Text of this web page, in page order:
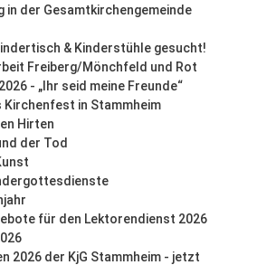
in der Gesamtkirchengemeinde
& Kinderstühle gesucht!
Freiberg/Mönchfeld und Rot
- „Ihr seid meine Freunde“
Kirchenfest in Stammheim
Hirten
der Tod
für den Lektorendienst 2026
2026 der KjG Stammheim - jetzt